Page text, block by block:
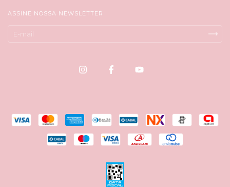
ASSINE NOSSA NEWSLETTER